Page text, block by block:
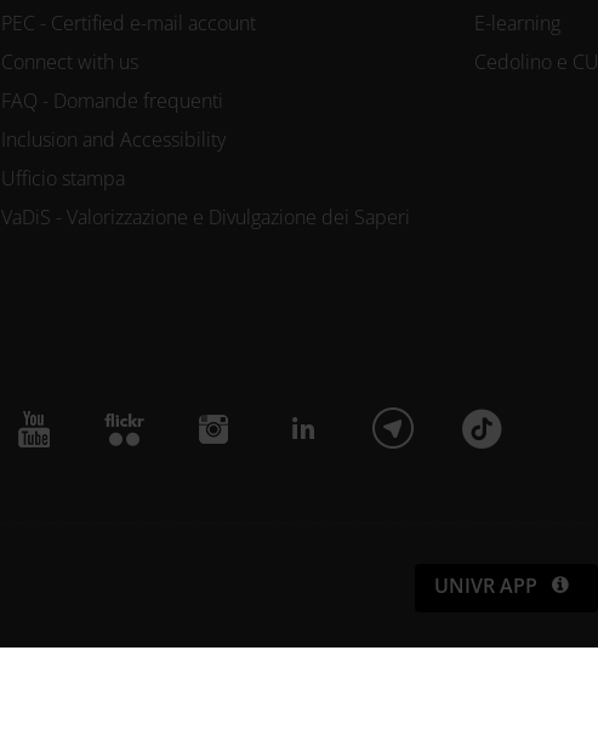
PEC - Certified e-mail account
Connect with us
FAQ - Domande frequenti
Inclusion and Accessibility
Ufficio stampa
VaDiS - Valorizzazione e Divulgazione dei Saperi
E-learning
Cedolino e CU
UNIVR APP